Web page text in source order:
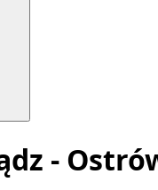
-